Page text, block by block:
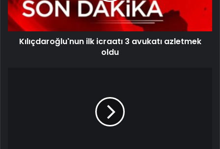
Kılıçdaroğlu'nun ilk icraatı 3 avukatı azletmek
oldu